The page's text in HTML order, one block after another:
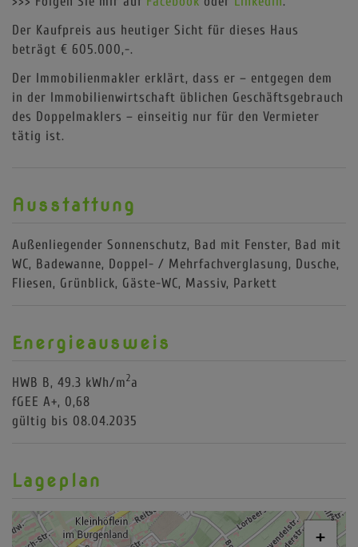
Der Kaufpreis aus heutiger Sicht für dieses Haus
beträgt € 605.000,-.
Der Immobilienmakler erklärt, dass er – entgegen dem
in der Immobilienwirtschaft üblichen Geschäftsgebrauch
des Doppelmaklers – einseitig nur für den Vermieter
tätig ist.
Ausstattung
Außenliegender Sonnenschutz Bad mit Fenster Bad mit
WC Badewanne Doppel- / Mehrfachverglasung
Dusche
Fliesen
Grünblick Gäste-WC Massiv Parkett
Energieausweis
HWB B, 49.3 kWh/m2a
fGEE A+, 0,68
gültig bis 08.04.2035
Lageplan
+